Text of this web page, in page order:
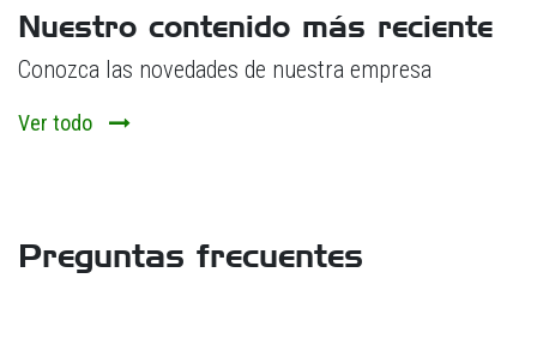
Nuestro contenido más reciente
Conozca las novedades de nuestra empresa
Ver todo
Preguntas frecuentes